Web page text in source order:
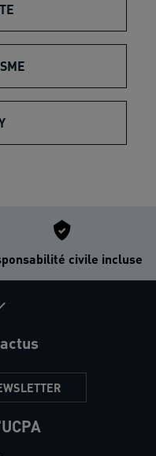
civile incluse